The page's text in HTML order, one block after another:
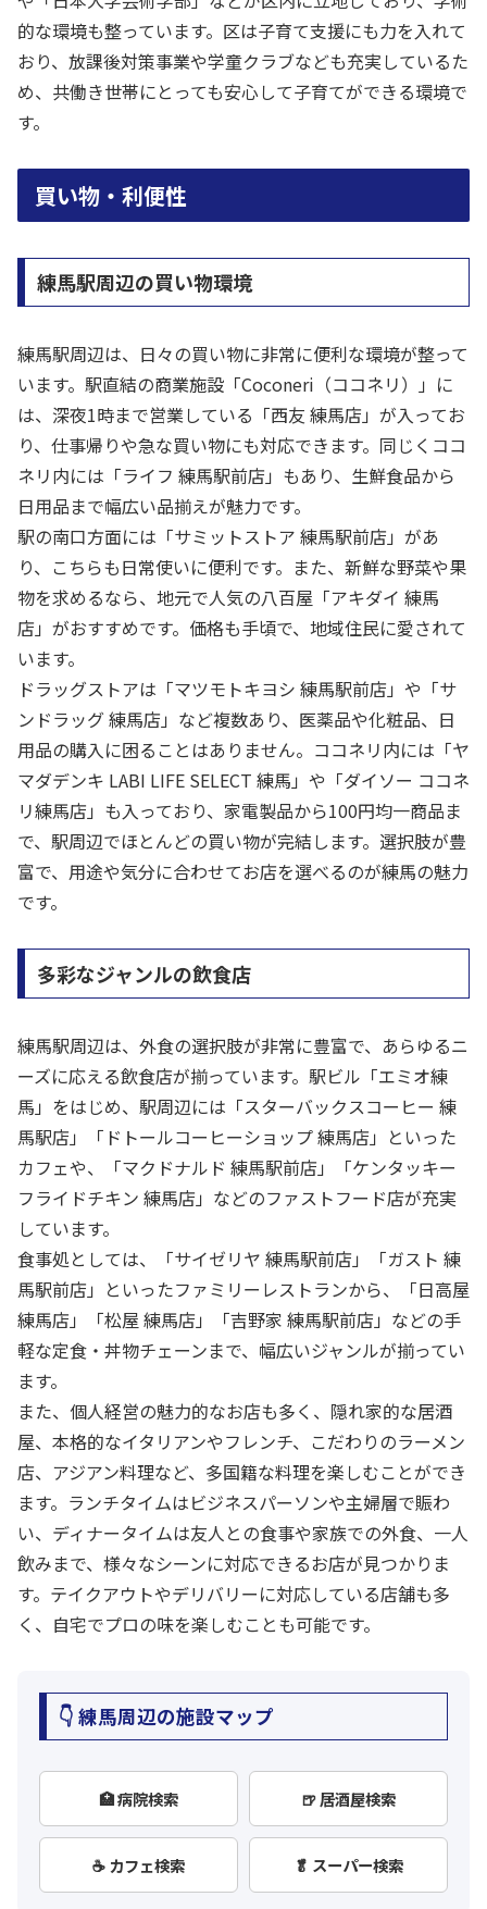
的な環境も整っています。区は子育て支援にも力を入れて
おり、放課後対策事業や学童クラブなども充実しているた
め、共働き世帯にとっても安心して子育てができる環境で
す。
買い物・利便性
練馬駅周辺の買い物環境
練馬駅周辺は、日々の買い物に非常に便利な環境が整って
います。駅直結の商業施設「Coconeri（ココネリ）」に
は、深夜1時まで営業している「西友 練馬店」が入ってお
り、仕事帰りや急な買い物にも対応できます。同じくココ
ネリ内には「ライフ 練馬駅前店」もあり、生鮮食品から
日用品まで幅広い品揃えが魅力です。
駅の南口方面には「サミットストア 練馬駅前店」があ
り、こちらも日常使いに便利です。また、新鮮な野菜や果
物を求めるなら、地元で人気の八百屋「アキダイ 練馬
店」がおすすめです。価格も手頃で、地域住民に愛されて
います。
ドラッグストアは「マツモトキヨシ 練馬駅前店」や「サ
ンドラッグ 練馬店」など複数あり、医薬品や化粧品、日
用品の購入に困ることはありません。ココネリ内には「ヤ
マダデンキ LABI LIFE SELECT 練馬」や「ダイソー ココネ
リ練馬店」も入っており、家電製品から100円均一商品ま
で、駅周辺でほとんどの買い物が完結します。選択肢が豊
富で、用途や気分に合わせてお店を選べるのが練馬の魅力
です。
多彩なジャンルの飲食店
練馬駅周辺は、外食の選択肢が非常に豊富で、あらゆるニ
ーズに応える飲食店が揃っています。駅ビル「エミオ練
馬」をはじめ、駅周辺には「スターバックスコーヒー 練
馬駅店」「ドトールコーヒーショップ 練馬店」といった
カフェや、「マクドナルド 練馬駅前店」「ケンタッキー
フライドチキン 練馬店」などのファストフード店が充実
しています。
食事処としては、「サイゼリヤ 練馬駅前店」「ガスト 練
馬駅前店」といったファミリーレストランから、「日高屋
練馬店」「松屋 練馬店」「吉野家 練馬駅前店」などの手
軽な定食・丼物チェーンまで、幅広いジャンルが揃ってい
ます。
また、個人経営の魅力的なお店も多く、隠れ家的な居酒
屋、本格的なイタリアンやフレンチ、こだわりのラーメン
店、アジアン料理など、多国籍な料理を楽しむことができ
ます。ランチタイムはビジネスパーソンや主婦層で賑わ
い、ディナータイムは友人との食事や家族での外食、一人
飲みまで、様々なシーンに対応できるお店が見つかりま
す。テイクアウトやデリバリーに対応している店舗も多
く、自宅でプロの味を楽しむことも可能です。
👇 練馬周辺の施設マップ
🏥 病院検索 🍺 居酒屋検索
☕ カフェ検索 🥬 スーパー検索